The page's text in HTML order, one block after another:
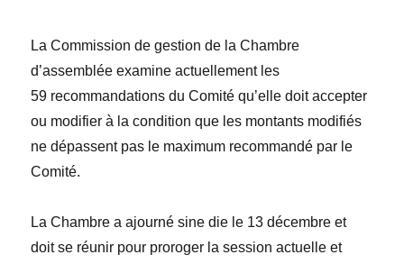
La Commission de gestion de la Chambre
d’assemblée examine actuellement les
59 recommandations du Comité qu’elle doit accepter
ou modifierà la condition que les montants modifiés
ne dépassent pas le maximum recommandé par le
Comité.
La Chambre a ajournésine die le 13 décembre et
doit se réunir pour proroger la session actuelle et